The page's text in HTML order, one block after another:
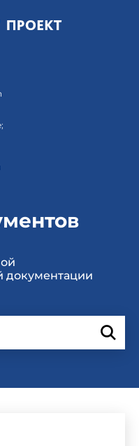
документации